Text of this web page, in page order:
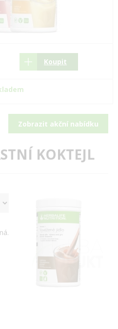
Koupit
Zobrazit akční nabídku
KOKTEJL